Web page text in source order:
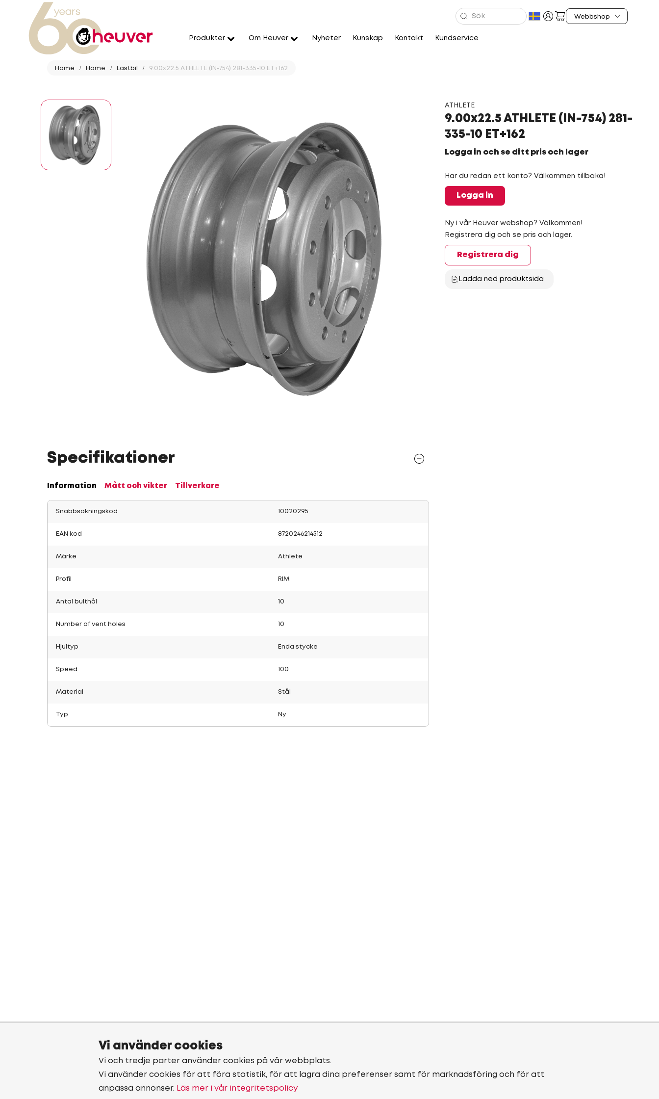
Produkter Om Heuver Nyheter Kunskap Kontakt Kundservice
Home Home Lastbil 9.00x22.5 ATHLETE (IN-754) 281-335-10 ET+162
ATHLETE
9.00x22.5 ATHLETE (IN-754) 281-
335-10 ET+162
Logga in och se ditt pris och lager
Har du redan ett konto? Välkommen tillbaka!
Logga in
Ny i vår Heuver webshop? Välkommen!
Registrera dig och se pris och lager.
Registrera dig
Ladda ned produktsida
Specifikationer
Information Mått och vikter Tillverkare
Snabbsökningskod 10020295
EAN kod 8720246214512
Märke Athlete
Profil RIM
Antal bulthål 10
Number of vent holes 10
Hjultyp Enda stycke
Speed 100
Material Stål
Typ Ny
Vi använder cookies
Vi och tredje parter använder cookies på vår webbplats.
Vi använder cookies för att föra statistik, för att lagra dina preferenser samt för marknadsföring och för att
anpassa annonser. Läs mer i vår integritetspolicy